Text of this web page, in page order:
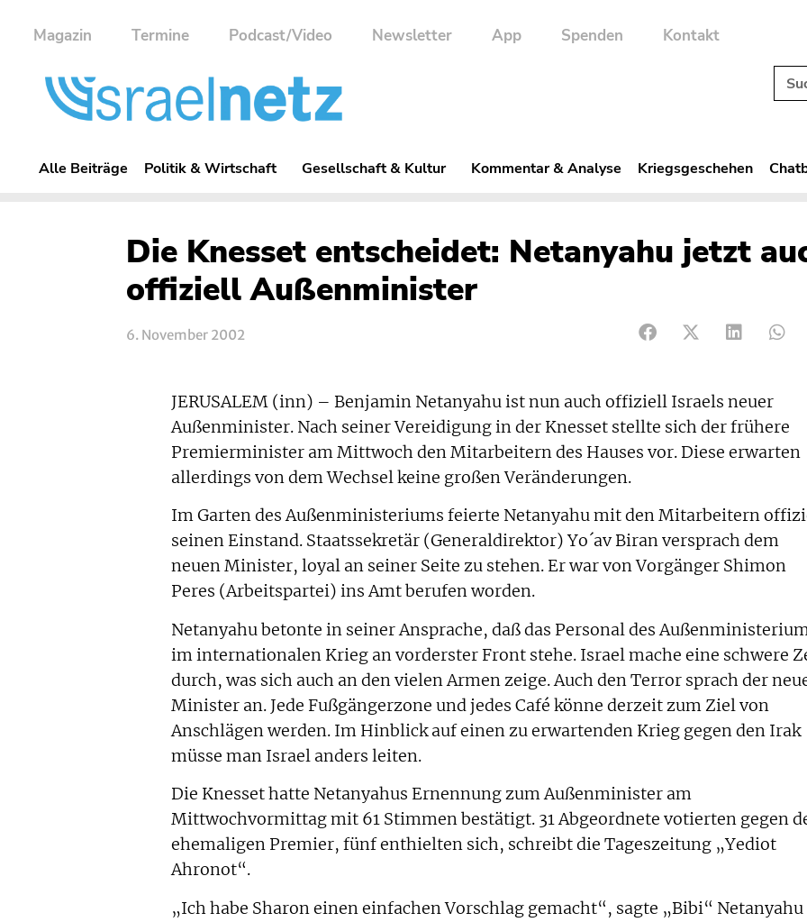
Magazin Termine Podcast/Video Newsletter App Spenden Kontakt
Alle Beiträge Politik & Wirtschaft Gesellschaft & Kultur Kommentar & Analyse Kriegsgeschehen
Die Knesset entscheidet: Netanyahu jetzt
offiziell Außenminister
6. November 2002
JERUSALEM (inn) – Benjamin Netanyahu ist nun auch offiziell Israels neuer
Außenminister. Nach seiner Vereidigung in der Knesset stellte sich der frühere
Premierminister am Mittwoch den Mitarbeitern des Hauses vor. Diese erwarten
allerdings von dem Wechsel keine großen Veränderungen.
Im Garten des Außenministeriums feierte Netanyahu mit den Mitarbeitern
seinen Einstand. Staatssekretär (Generaldirektor) Yo´av Biran versprach dem
neuen Minister, loyal an seiner Seite zu stehen. Er war von Vorgänger Shimon
Peres (Arbeitspartei) ins Amt berufen worden.
Netanyahu betonte in seiner Ansprache, daß das Personal des
im internationalen Krieg an vorderster Front stehe. Israel mache eine schwere
durch, was sich auch an den vielen Armen zeige. Auch den Terror sprach der
Minister an. Jede Fußgängerzone und jedes Café könne derzeit zum Ziel von
Anschlägen werden. Im Hinblick auf einen zu erwartenden Krieg gegen den Irak
müsse man Israel anders leiten.
Die Knesset hatte Netanyahus Ernennung zum Außenminister am
Mittwochvormittag mit 61 Stimmen bestätigt. 31 Abgeordnete votierten gegen
ehemaligen Premier, fünf enthielten sich, schreibt die Tageszeitung „Yediot
Ahronot“.
„Ich habe Sharon einen einfachen Vorschlag gemacht“, sagte „Bibi“ Netanyahu